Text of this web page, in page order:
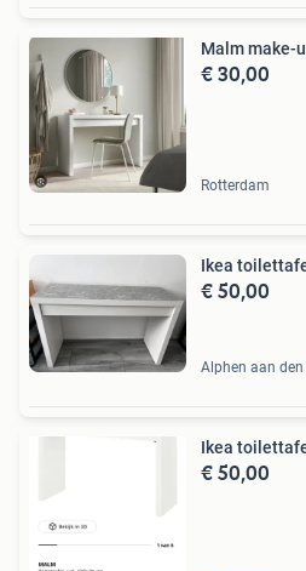
Malm make-
€ 30,00
Rotterdam
Ikea
€ 50,00
Alphen aan den
Ikea
€ 50,00